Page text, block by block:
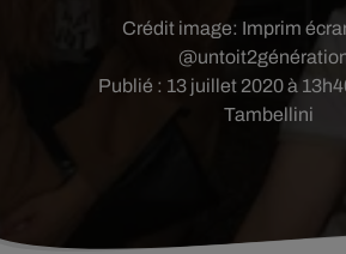
Publié : 13 juillet 2020 à
Tambellini
Crédit image: Imprim